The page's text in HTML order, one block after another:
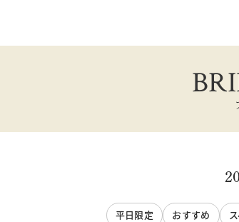
平日限定 おすすめ